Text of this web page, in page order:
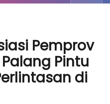
Pemprov
Pintu
di